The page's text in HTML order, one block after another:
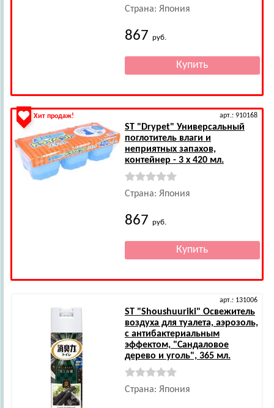
Страна: Япония
867 руб.
Хит продаж! арт.: 910168
ST"Drypet" Универсальный
поглотитель влаги и
неприятных запахов,
контейнер - 3 x 420 мл.
Страна: Япония
867 руб.
арт.: 131006
ST"Shoushuuriki" Освежитель
воздуха для туалета, аэрозоль,
с антибактериальным
эффектом, "Сандаловое
дерево и уголь", 365 мл.
Страна: Япония